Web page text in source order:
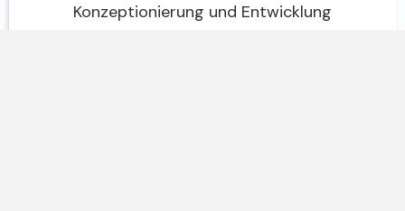
Konzeptionierung und Entwicklung